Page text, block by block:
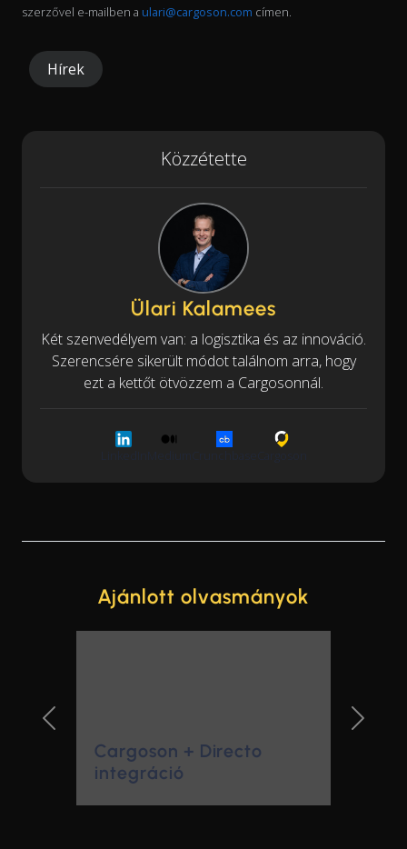
szerzővel e-mailben a ulari@cargoson.com címen.
Hírek
Közzétette
Ülari Kalamees
Két szenvedélyem van: a logisztika és az innováció.
Szerencsére sikerült módot találnom arra, hogy
ezt a kettőt ötvözzem a Cargosonnál.
Medium
Ajánlott olvasmányok
integráció
Previous Slide Next